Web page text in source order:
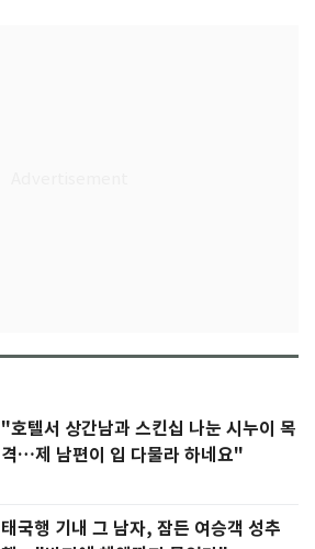
"호텔서 상간남과 스킨십 나눈 시누이 목
격…제 남편이 입 다물라 하네요"
태국행 기내 그 남자, 잠든 여승객 성추